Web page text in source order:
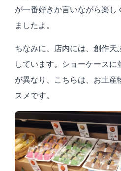
が一番好きか言いながら楽し
ましたよ。
ちなみに、店内には、創作天
しています。ショーケースに
が異なり、こちらは、お土産
スメです。